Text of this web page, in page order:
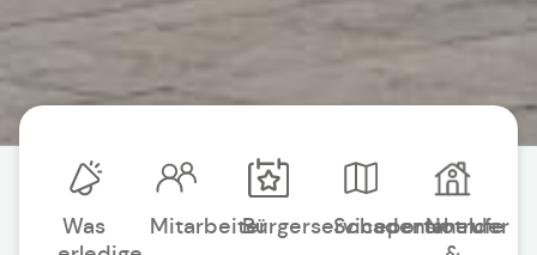
Was
MitarbeiterBürgerserviceportal
Schadensmelder
Notrufe